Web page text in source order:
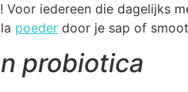
Voor iedereen die dagelijks
poeder door je sap of
probiotica